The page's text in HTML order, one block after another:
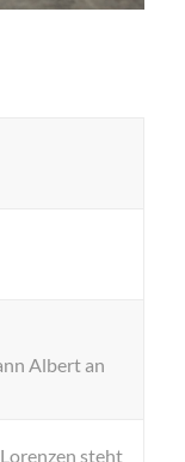
Albert an
steht